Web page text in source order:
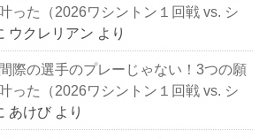
った（2026ワシントン１回戦 vs. シ
ウクレリアン より
際の選手のプレーじゃない！3つの願
った（2026ワシントン１回戦 vs. シ
あけび より